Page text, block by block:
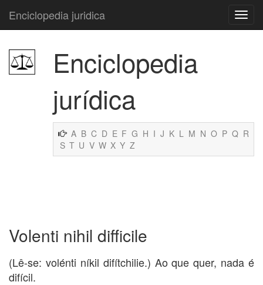
Enciclopedia juridica
Enciclopedia
jurídica
A B C D E F G H I J K L M N O P Q R
S T U V W X Y Z
Volenti nihil difficile
(Lê-se: volénti níkil difítchilie.) Ao que quer, nada é
difícil.